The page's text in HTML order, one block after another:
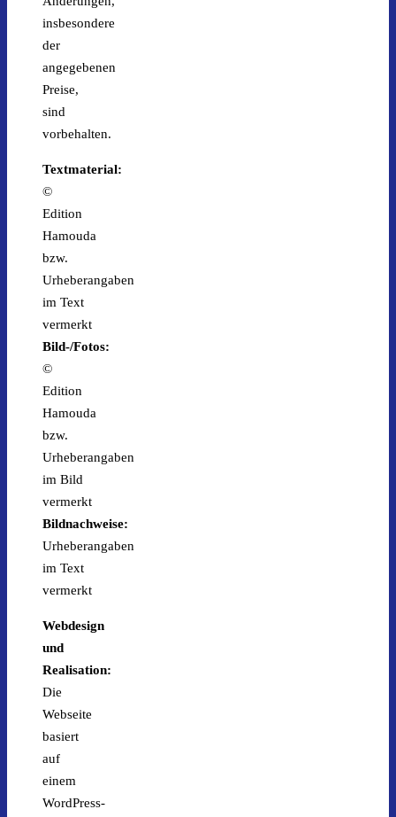
insbesondere
der
angegebenen
Preise,
sind
vorbehalten.
Textmaterial:
©
Edition
Hamouda
bzw.
Urheberangaben
im Text
vermerkt
Bild-/Fotos:
©
Edition
Hamouda
bzw.
Urheberangaben
im Bild
vermerkt
Bildnachweise:
Urheberangaben
im Text
vermerkt
Webdesign
und
Realisation:
Die
Webseite
basiert
auf
einem
WordPress-